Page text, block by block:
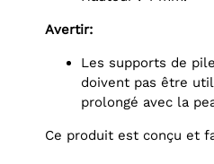
Avertir:
Les supports de pile bouton de ce pack contiennent du nickel et ne
doivent pas être
prolongé avec la
Ce produit est conçu et